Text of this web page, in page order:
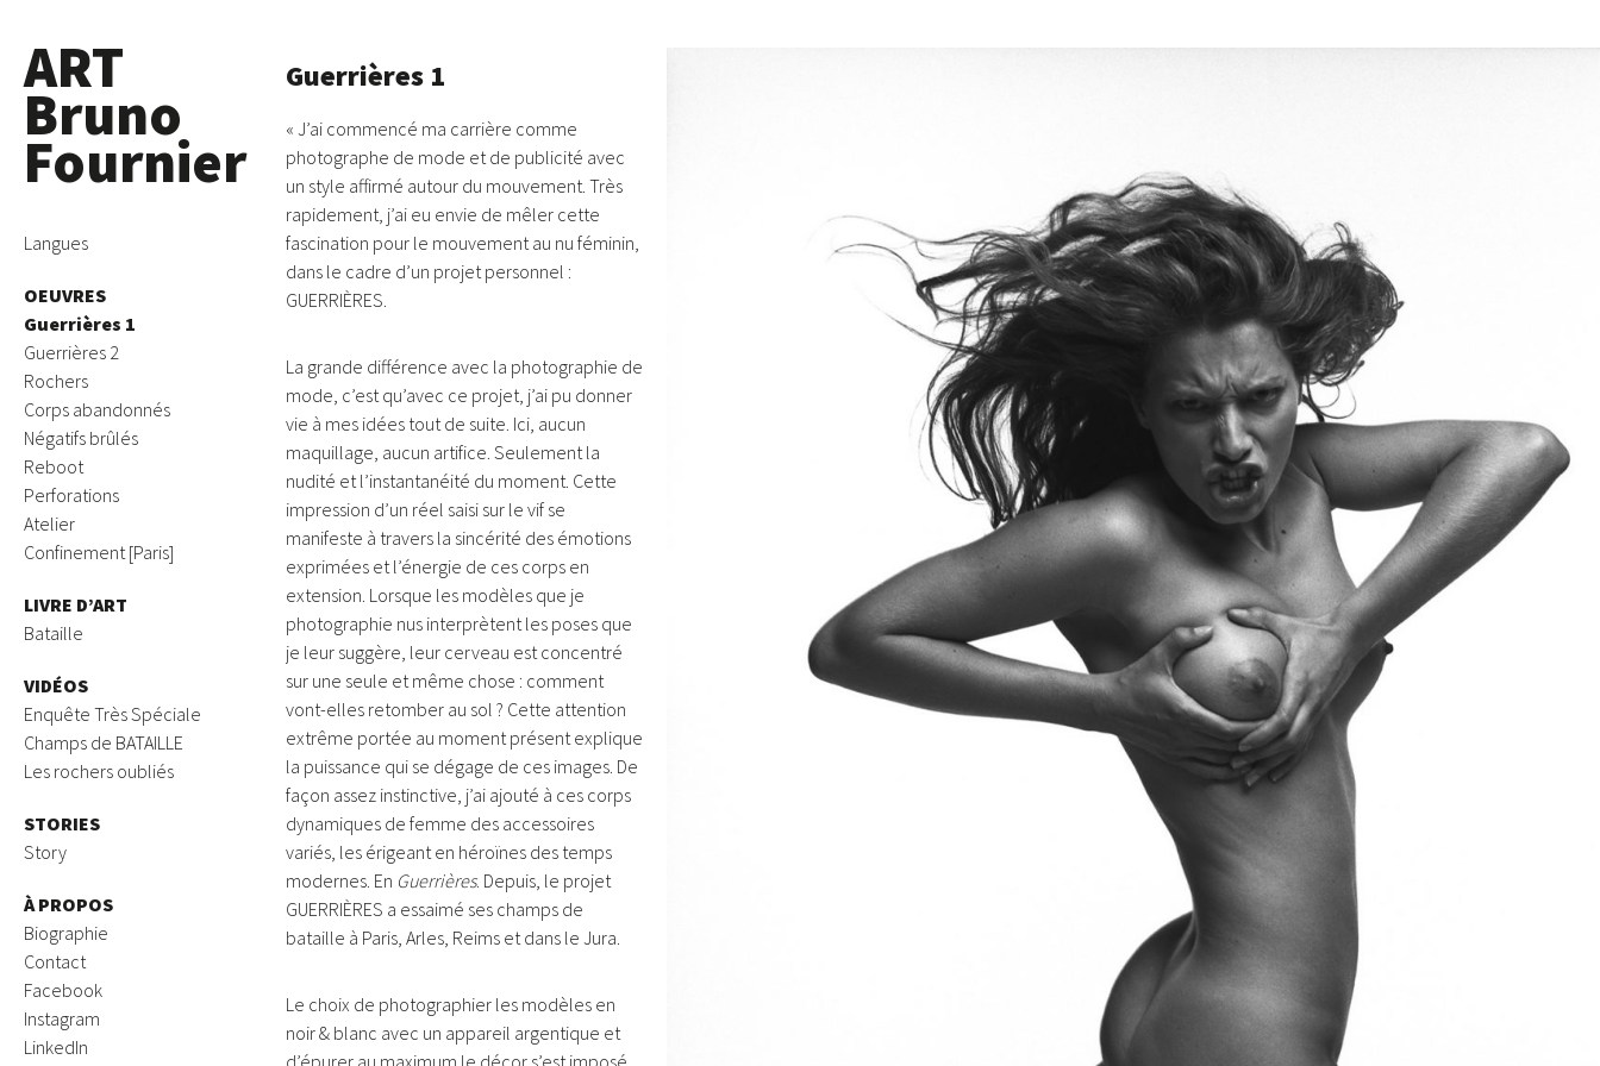
ART
Bruno
Fournier
Skip
content
Langues
OEUVRES
Guerrières 1
Guerrières 2
Rochers
Corps abandonnés
Négatifs brûlés
Reboot
Perforations
Atelier
Confinement [Paris]
LIVRE D’ART
Bataille
VIDÉOS
Enquête Très Spéciale
Champs de BATAILLE
Les rochers oubliés
STORIES
Story
À PROPOS
Biographie
Contact
Facebook
Instagram
LinkedIn
Guerrières 1
« J’ai commencé ma carrière comme
photographe de mode et de publicité avec
un style affirmé autour du mouvement. Très
rapidement, j’ai eu envie de mêler cette
fascination pour le mouvement au nu féminin,
dans le cadre d’un projet personnel :
GUERRIÈRES.
La grande différence avec la photographie de
mode, c’est qu’avec ce projet, j’ai pu donner
vie à mes idées tout de suite. Ici, aucun
maquillage, aucun artifice. Seulement la
nudité et l’instantanéité du moment. Cette
impression d’un réel saisi sur le vif se
manifeste à travers la sincérité des émotions
exprimées et l’énergie de ces corps en
extension. Lorsque les modèles que je
photographie nus interprètent les poses que
je leur suggère, leur cerveau est concentré
sur une seule et même chose : comment
vont-elles retomber au sol ? Cette attention
extrême portée au moment présent explique
la puissance qui se dégage de ces images. De
façon assez instinctive, j’ai ajouté à ces corps
dynamiques de femme des accessoires
variés, les érigeant en héroïnes des temps
modernes. En Guerrières. Depuis, le projet
GUERRIÈRES a essaimé ses champs de
bataille à Paris, Arles, Reims et dans le Jura.
Le choix de photographier les modèles en
noir & blanc avec un appareil argentique et
d’épurer au maximum le décor s’est imposé